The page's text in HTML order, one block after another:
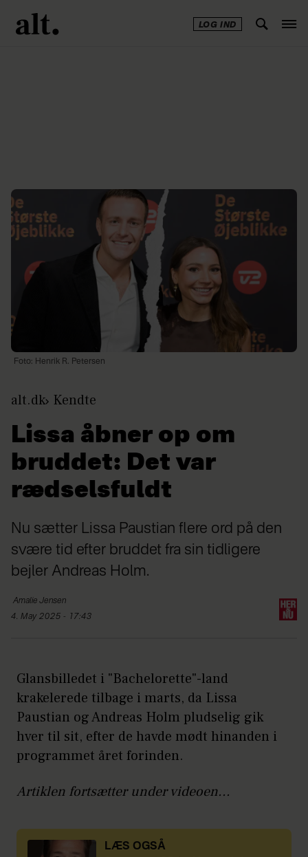
LOG IND
Foto: Henrik R. Petersen
alt.dk Kendte
Lissa åbner op om
bruddet: Det var
rædselsfuldt
Nu sætter Lissa Paustian flere ord på den
svære tid efter bruddet fra sin tidligere
bejler Andreas Holm.
Amalie Jensen
4. May 2025 - 17:43
Glansbilledet i "Bachelorette"-land
krakelerede tilbage i marts, da Lissa
Paustian og Andreas Holm pludselig gik
hver til sit, efter de havde mødt hinanden i
programmet året forinden.
Artiklen fortsætter under videoen...
LÆS OGSÅ